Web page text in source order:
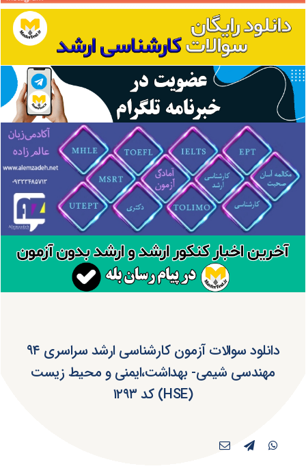
دانلود سوالات آزمون کارشناسی ارشد سراسری ۹۴
مهندسی شیمی- بهداشت،ایمنی و محیط زیست
(HSE) کد ۱۲۹۳